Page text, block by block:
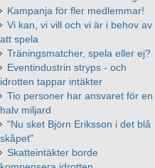
Kampanja för fler medlemmar!
Vi kan, vi vill och vi är i behov av
att spela
Träningsmatcher, spela eller ej?
Eventindustrin stryps - och
idrotten tappar intäkter
Tio personer har ansvaret för en
halv miljard
"Nu sket Björn Eriksson i det blå
skåpet"
Skatteintäkter borde